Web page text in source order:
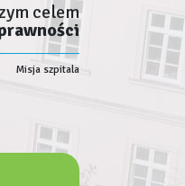
celem
Misja szpitala